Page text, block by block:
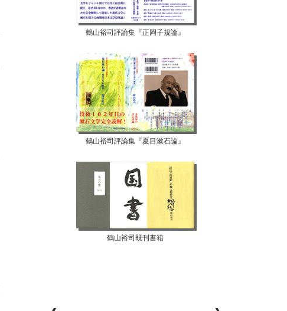
鶴山裕司評論集『正岡子規論』
鶴山裕司評論集『夏目漱石論』
鶴山裕司既刊書籍